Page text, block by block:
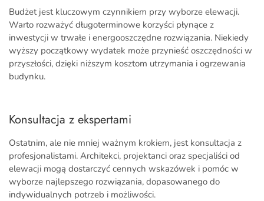
Budżet jest kluczowym czynnikiem przy wyborze elewacji.
Warto rozważyć długoterminowe korzyści płynące z
inwestycji w trwałe i energooszczędne rozwiązania. Niekiedy
wyższy początkowy wydatek może przynieść oszczędności w
przyszłości, dzięki niższym kosztom utrzymania i ogrzewania
budynku.
Konsultacja z ekspertami
Ostatnim, ale nie mniej ważnym krokiem, jest konsultacja z
profesjonalistami. Architekci, projektanci oraz specjaliści od
elewacji mogą dostarczyć cennych wskazówek i pomóc w
wyborze najlepszego rozwiązania, dopasowanego do
indywidualnych potrzeb i możliwości.